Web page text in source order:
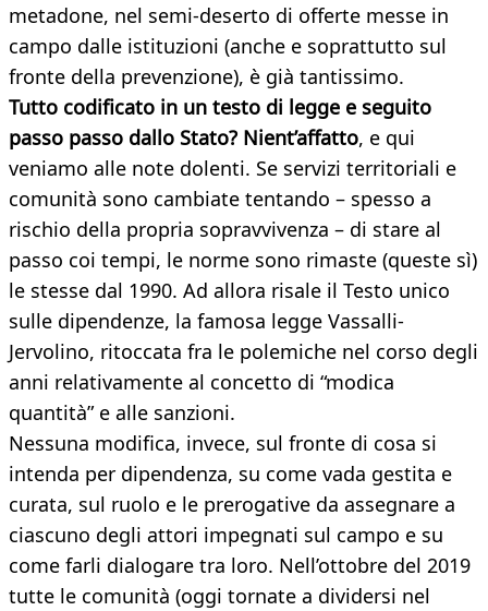
metadone, nel semi-deserto di offerte messe in
campo dalle istituzioni (anche e soprattutto sul
fronte della prevenzione), è già tantissimo.
Tutto codificato in un testo di legge e seguito
passo passo dallo Stato? Nient’affatto, e qui
veniamo alle note dolenti. Se servizi territoriali e
comunità sono cambiate tentando – spesso a
rischio della propria sopravvivenza – di stare al
passo coi tempi, le norme sono rimaste (queste sì)
le stesse dal 1990. Ad allora risale il Testo unico
sulle dipendenze, la famosa legge Vassalli-
Jervolino, ritoccata fra le polemiche nel corso degli
anni relativamente al concetto di “modica
quantità” e alle sanzioni.
Nessuna modifica, invece, sul fronte di cosa si
intenda per dipendenza, su come vada gestita e
curata, sul ruolo e le prerogative da assegnare a
ciascuno degli attori impegnati sul campo e su
come farli dialogare tra loro. Nell’ottobre del 2019
tutte le comunità (oggi tornate a dividersi nel